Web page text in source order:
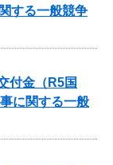
する一般競争
付金（R5国
に関する一般